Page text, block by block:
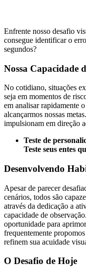
Enfrente nosso desafio
consegue identificar o
segundos?
Nossa Capacidade
No cotidiano, situações
seja em momentos de
em analisar rapidamente
alcançarmos nossas
impulsionam em direção
Teste de
Teste seus entes
Desenvolvendo
Apesar de parecer
cenários, todos são
através da dedicação a
capacidade de
oportunidade para
frequentemente
refinem sua acuidade
O Desafio de Hoje